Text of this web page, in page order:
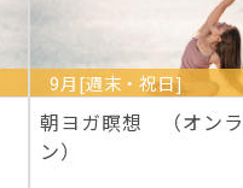
9月[週末・祝日]
朝ヨガ瞑想 （オン
ン）